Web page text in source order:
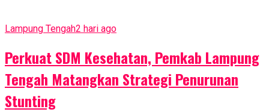
Lampung Tengah2 hari ago
Perkuat SDM Kesehatan, Pemkab Lampung
Tengah Matangkan Strategi Penurunan
Stunting